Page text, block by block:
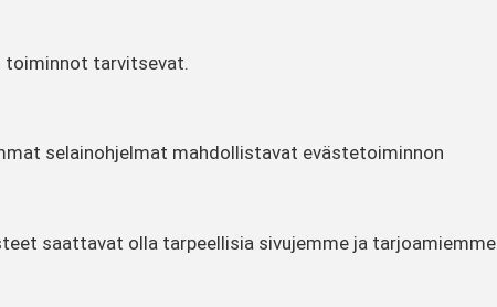
toiminnot tarvitsevat.
selainohjelmat mahdollistavat evästetoiminnon
saattavat olla tarpeellisia sivujemme ja tarjoamiemme